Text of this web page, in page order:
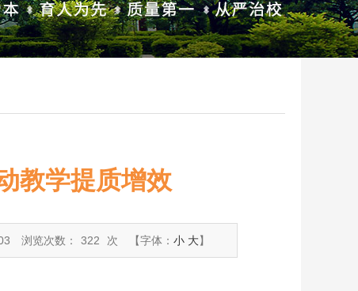
教学提质增效
浏览次数： 322 次 【字体： 小 大】